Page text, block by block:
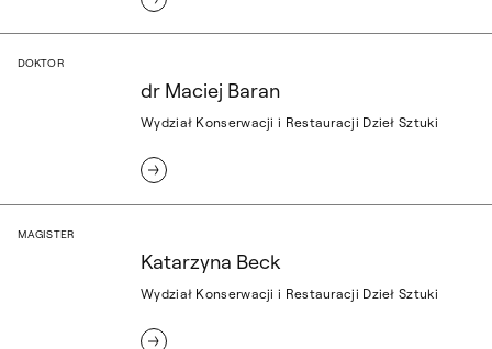
dr Maciej Baran
DOKTOR
dr Maciej Baran
Wydział Konserwacji i Restauracji Dzieł Sztuki
Katarzyna Beck
MAGISTER
Katarzyna Beck
Wydział Konserwacji i Restauracji Dzieł Sztuki